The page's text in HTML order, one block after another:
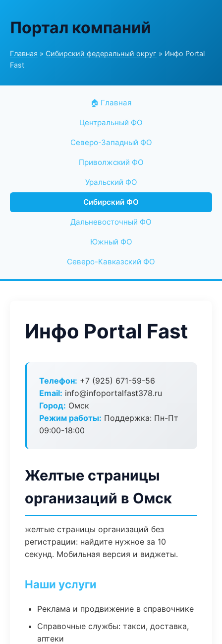
Портал компаний
Главная » Сибирский федеральный округ » Инфо Portal
Fast
🏠 Главная
Центральный ФО
Северо-Западный ФО
Приволжский ФО
Уральский ФО
Сибирский ФО
Дальневосточный ФО
Южный ФО
Северо-Кавказский ФО
Инфо Portal Fast
Телефон: +7 (925) 671-59-56
Email: info@infoportalfast378.ru
Город: Омск
Режим работы: Поддержка: Пн-Пт
09:00-18:00
Желтые страницы
организаций в Омск
желтые страницы организаций без
регистрации: найдите нужное за 10
секунд. Мобильная версия и виджеты.
Наши услуги
Реклама и продвижение в справочнике
Справочные службы: такси, доставка,
аптеки